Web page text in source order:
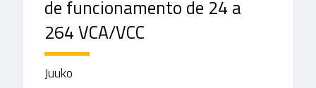
de funcionamento de 24 a
264 VCA/VCC
Juuko